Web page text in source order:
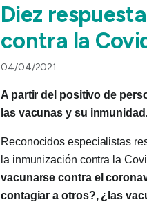
Diez
contra la
04/04/2021
A partir del positivo de
las vacunas y su
Reconocidos especialistas
la inmunización contra la
vacunarse contra el
contagiar a otros?, ¿las